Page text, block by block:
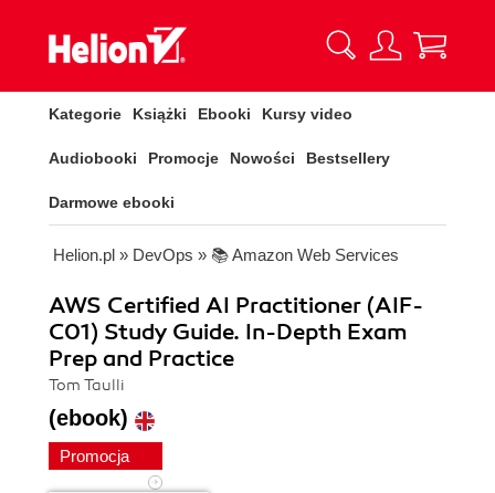
Kategorie Książki Ebooki Kursy video
Audiobooki Promocje Nowości Bestsellery
Darmowe ebooki
Helion.pl » DevOps » 📚 Amazon Web Services
AWS Certified AI Practitioner (AIF-
C01) Study Guide. In-Depth Exam
Prep and Practice
Tom Taulli
(ebook)
Promocja